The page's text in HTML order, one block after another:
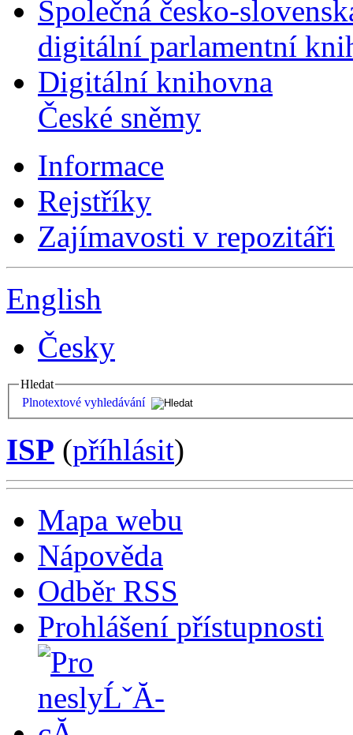
Společná česko-
digitální parlamentní
Digitální knihovna
České sněmy
Informace
Rejstříky
Zajímavosti v repozitáři
English
Česky
Hledat
Plnotextové vyhledávání
ISP (příhlásit)
Mapa webu
Nápověda
Odběr RSS
Prohlášení přístupnosti